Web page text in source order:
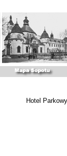
Hotel Parkowy